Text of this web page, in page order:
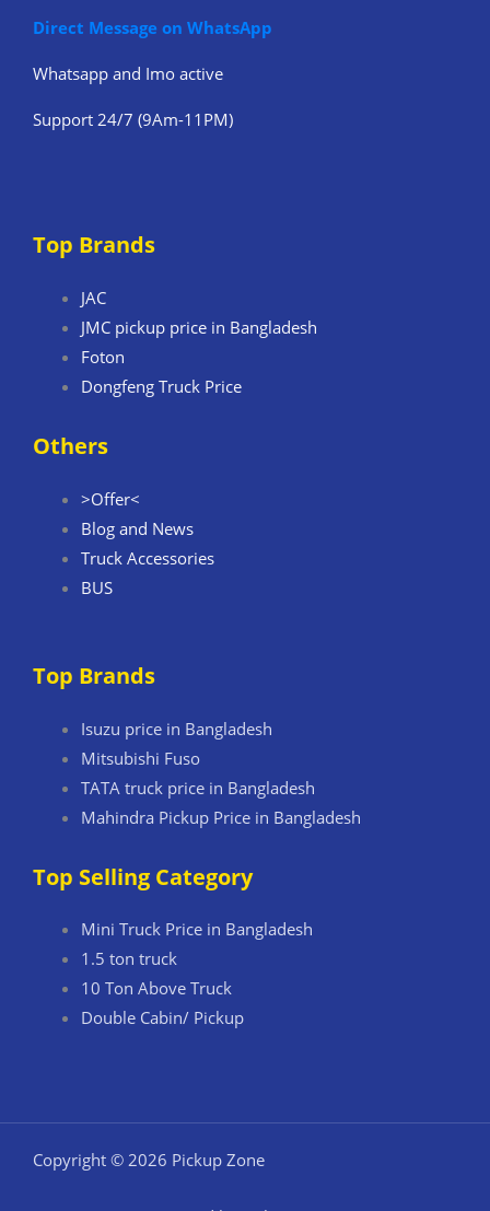
Direct Message on WhatsApp
Whatsapp and Imo active
Support 24/7 (9Am-11PM)
Top Brands
JAC
JMC pickup price in Bangladesh
Foton
Dongfeng Truck Price
Others
>Offer<
Blog and News
Truck Accessories
BUS
Top Brands
Isuzu price in Bangladesh
Mitsubishi Fuso
TATA truck price in Bangladesh
Mahindra Pickup Price in Bangladesh
Top Selling Category
Mini Truck Price in Bangladesh
1.5 ton truck
10 Ton Above Truck
Double Cabin/ Pickup
Copyright © 2026 Pickup Zone